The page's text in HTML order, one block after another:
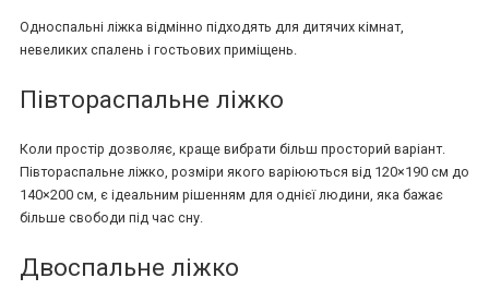
Односпальні ліжка відмінно підходять для дитячих кімнат,
невеликих спалень і гостьових приміщень.
Півтораспальне ліжко
Коли простір дозволяє, краще вибрати більш просторий варіант.
Півтораспальне ліжко, розміри якого варіюються від 120×190 см до
140×200 см, є ідеальним рішенням для однієї людини, яка бажає
більше свободи під час сну.
Двоспальне ліжко